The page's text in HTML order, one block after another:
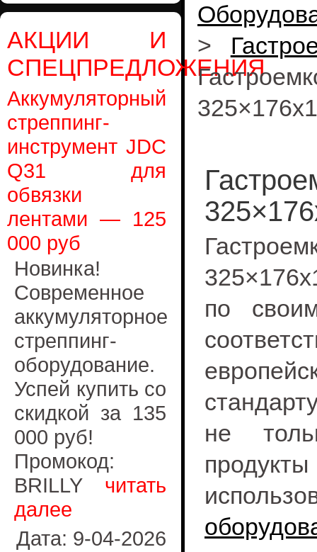
АКЦИИ И
СПЕЦПРЕДЛОЖЕНИЯ
Аккумуляторный
стреппинг-
инструмент JDC
Q31 для
обвязки
лентами — 125
000 руб
Новинка!
Современное
аккумуляторное
стреппинг-
оборудование.
Успей купить со
скидкой за 135
000 руб!
Промокод:
BRILLY читать
далее
Дата: 9-04-2026
>
по
не